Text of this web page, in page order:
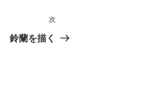
次
の
次
鈴蘭を描く